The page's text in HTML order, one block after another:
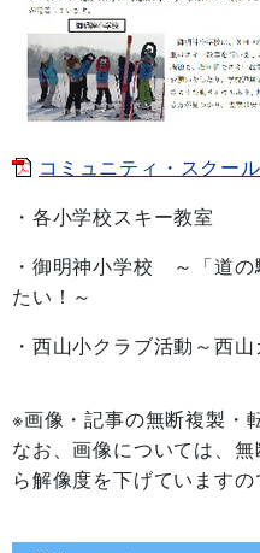
コミュニティ・スクー
・各小学校スキー教室
・御明神小学校 ～「道
たい！～
・西山小クラブ活動～西
※画像・記事の無断複製・
なお、画像については、
ら解像度を下げていますの